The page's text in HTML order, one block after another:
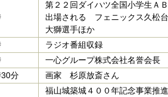
第２２回ダイハツ全国小学生Ａ
出場される フェニックス久松
大獅選手ほか
ラジオ番組収録
一心グループ株式会社名誉会長
分
画家 杉原放斎さん
福山城築城４００年記念事業推